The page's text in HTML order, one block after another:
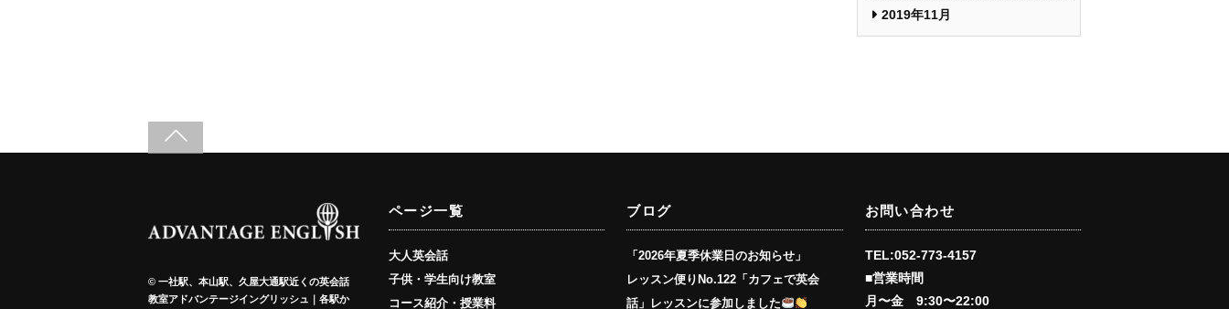
2019年11月
© 一社駅、本山駅、久屋大通駅近くの英会話
教室アドバンテージイングリッシュ｜各駅か
ページ一覧
大人英会話
子供・学生向け教室
コース紹介・授業料
ブログ
「2026年夏季休業日のお知らせ」
レッスン便りNo.122「カフェで英会
話」レッスンに参加しました
お問い合わせ
TEL:052-773-4157
■営業時間
月〜金 9:30〜22:00